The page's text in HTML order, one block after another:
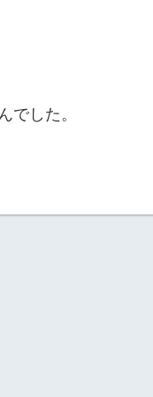
でした。